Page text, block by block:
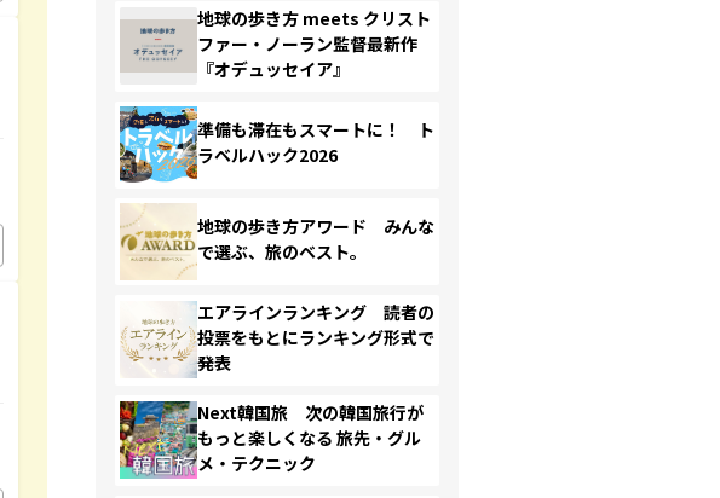
地球の歩き方 meets クリスト
ファー・ノーラン監督最新作
『オデュッセイア』
準備も滞在もスマートに！ ト
ラベルハック2026
地球の歩き方アワード みんな
で選ぶ、旅のベスト。
エアラインランキング 読者の
投票をもとにランキング形式で
発表
Next韓国旅 次の韓国旅行が
もっと楽しくなる 旅先・グル
メ・テクニック